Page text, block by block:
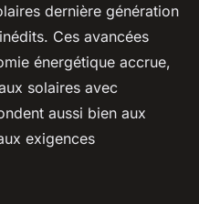
dernière génération
Ces avancées
énergétique accrue,
solaires avec
aussi bien aux
exigences